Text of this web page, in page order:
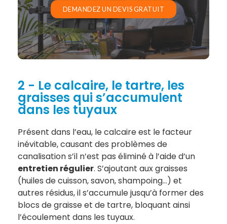
DEMANDEZ UN DEVIS GRATUIT
2 - Le calcaire, le tartre, les
graisses qui s’accumulent
dans les tuyaux
Présent dans l’eau, le calcaire est le facteur
inévitable, causant des problèmes de
canalisation s’il n’est pas éliminé à l’aide d’un
entretien régulier. S’ajoutant aux graisses
(huiles de cuisson, savon, shampoing…) et
autres résidus, il s’accumule jusqu’à former des
blocs de graisse et de tartre, bloquant ainsi
l’écoulement dans les tuyaux.